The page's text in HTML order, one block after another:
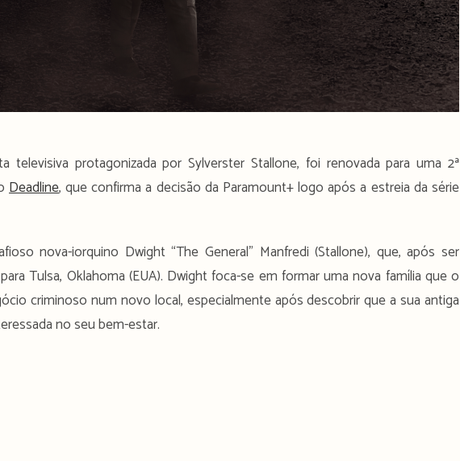
televisiva protagonizada por Sylverster Stallone, foi renovada para uma 2ª
Deadline, que confirma a decisão da Paramount+ logo após a estreia da série
nova-iorquino Dwight “The General” Manfredi (Stallone), que, após ser
Tulsa, Oklahoma (EUA). Dwight foca-se em formar uma nova família que o
criminoso num novo local, especialmente após descobrir que a sua antiga
no seu bem-estar.